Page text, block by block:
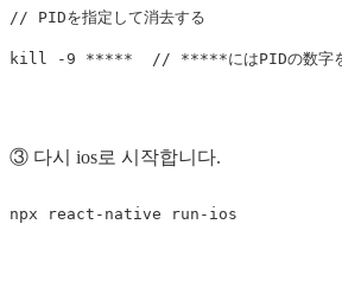
// PIDを指定して消去する
③ 다시 ios로 시작합니다.